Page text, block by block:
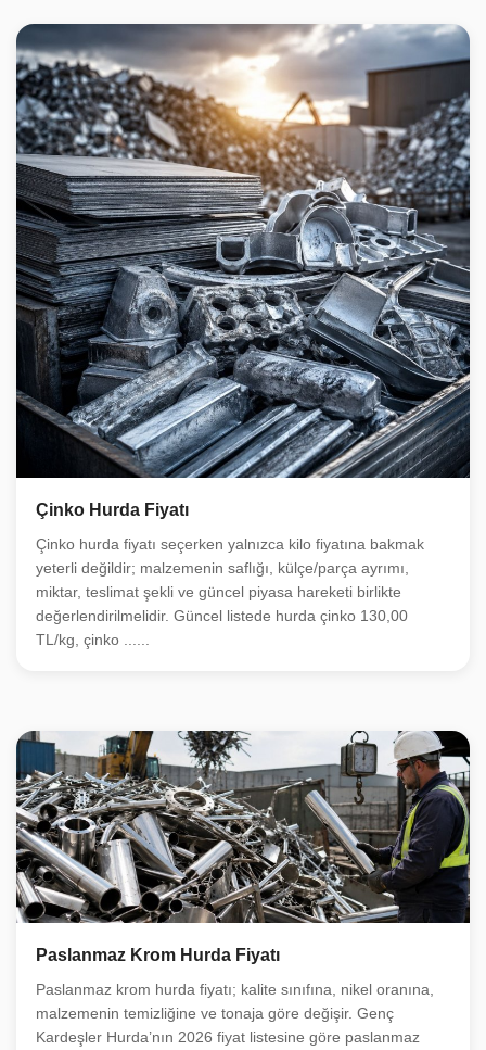
Çinko Hurda Fiyatı
Çinko hurda fiyatı seçerken yalnızca kilo fiyatına bakmak
yeterli değildir; malzemenin saflığı, külçe/parça ayrımı,
miktar, teslimat şekli ve güncel piyasa hareketi birlikte
değerlendirilmelidir. Güncel listede hurda çinko 130,00
TL/kg, çinko ......
Paslanmaz Krom Hurda Fiyatı
Paslanmaz krom hurda fiyatı; kalite sınıfına, nikel oranına,
malzemenin temizliğine ve tonaja göre değişir. Genç
Kardeşler Hurda’nın 2026 fiyat listesine göre paslanmaz